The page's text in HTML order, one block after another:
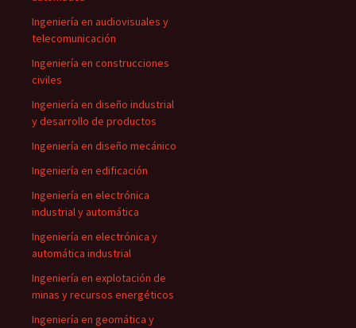
Ingeniería en audiovisuales y
telecomunicación
Ingeniería en construcciones
civiles
Ingeniería en diseño industrial
y desarrollo de productos
Ingeniería en diseño mecánico
Ingeniería en edificación
Ingeniería en electrónica
industrial y automática
Ingeniería en electrónica y
automática industrial
Ingeniería en explotación de
minas y recursos energéticos
Ingeniería en geomática y